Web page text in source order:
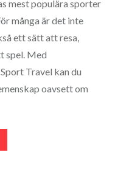
mest populära sporter
många är det inte
ett sätt att resa,
spel. Med
Travel kan du
oavsett om